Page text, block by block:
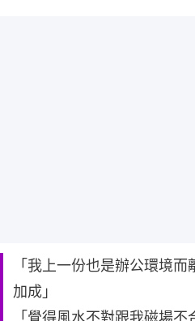
「我上一份也是辦公環境
加成」
「覺得風水不對跟我磁場不